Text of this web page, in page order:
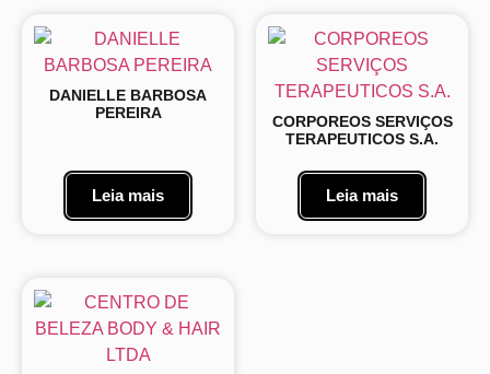
DANIELLE BARBOSA
PEREIRA
Leia mais
CORPOREOS SERVIÇOS
TERAPEUTICOS S.A.
Leia mais